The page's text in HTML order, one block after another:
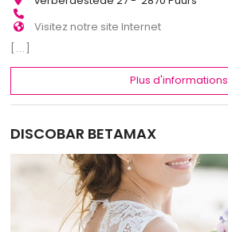
Visitez notre site Internet
[...]
Plus d'informations
DISCOBAR BETAMAX